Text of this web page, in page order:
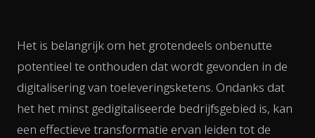
Het is belangrijk om het grotendeels onbenutte
potentieel te onthouden dat wordt gevonden in de
digitalisering van toeleveringsketens. Ondanks dat
het het minst gedigitaliseerde bedrijfsgebied is, kan
een effectieve transformatie ervan leiden tot de